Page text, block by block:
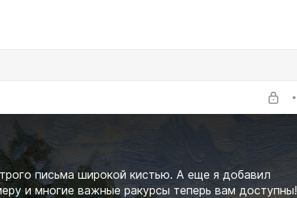
письма широкой кистью. А еще я добавил
и многие важные ракурсы теперь вам доступны!